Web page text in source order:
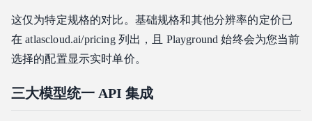
这仅为特定规格的对比。基础规格和其他分辨率的定价已
在 atlascloud.ai/pricing 列出，且 Playground 始终会为您当前
选择的配置显示实时单价。
三大模型统一 API 集成